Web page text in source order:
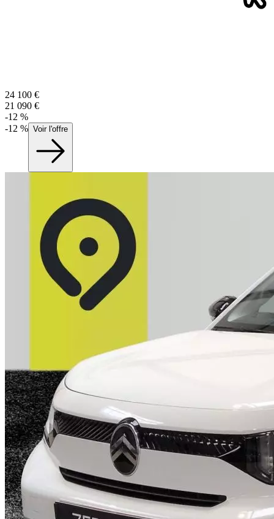
24 100 €
21 090 €
-12 %
-12 % Voir l'offre